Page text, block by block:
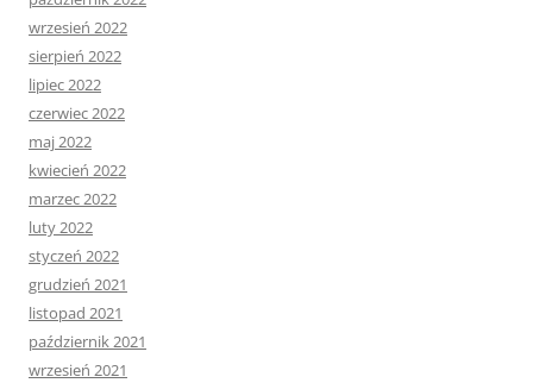
wrzesień 2022
sierpień 2022
lipiec 2022
czerwiec 2022
maj 2022
kwiecień 2022
marzec 2022
luty 2022
styczeń 2022
grudzień 2021
listopad 2021
październik 2021
wrzesień 2021